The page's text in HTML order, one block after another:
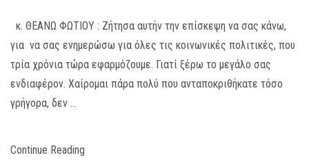
κ. ΘΕΑΝΩ ΦΩΤΙΟΥ : Ζήτησα αυτήν την επίσκεψη να σας κάνω,
για να σας ενημερώσω για όλες τις κοινωνικές πολιτικές, που
τρία χρόνια τώρα εφαρμόζουμε. Γιατί ξέρω το μεγάλο σας
ενδιαφέρον. Χαίρομαι πάρα πολύ που ανταποκριθήκατε τόσο
γρήγορα, δεν …
Continue Reading